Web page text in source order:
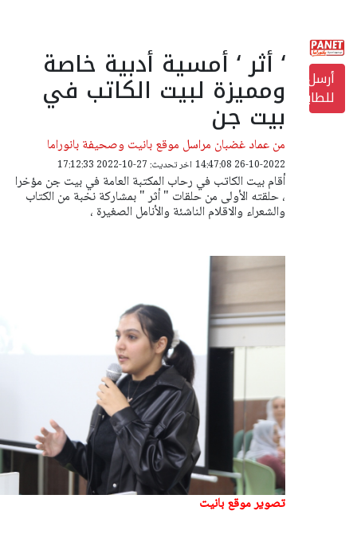
أرسل
للطابعة
‘ أثر ‘ أمسية أدبية خاصة
ومميزة لبيت الكاتب في
بيت جن
من عماد غضبان مراسل موقع بانيت وصحيفة بانوراما
26-10-2022 14:47:08 اخر تحديث: 27-10-2022 17:12:33
أقام بيت الكاتب في رحاب المكتبة العامة في بيت جن مؤخرا
، حلقته الأولى من حلقات " أثر " بمشاركة نخبة من الكتاب
والشعراء والاقلام الناشئة والأنامل الصغيرة ،
تصوير موقع بانيت